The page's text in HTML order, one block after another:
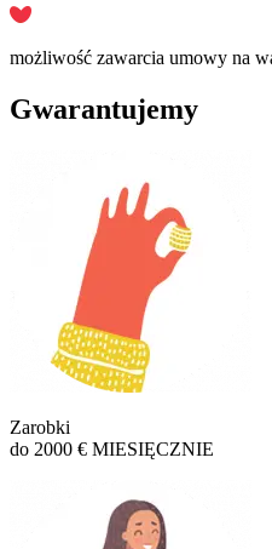
możliwość zawarcia umowy na
Gwarantujemy
Zarobki
do 2000 € MIESIĘCZNIE